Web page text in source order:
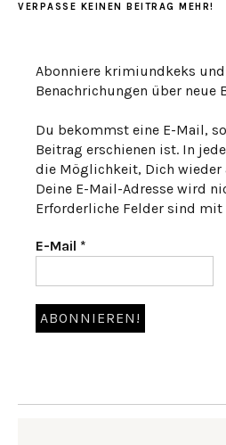
VERPASSE KEINEN BEITRAG MEHR!
Abonniere krimiundkeks
Benachrichungen über neue
Du bekommst eine E-Mail,
Beitrag erschienen ist. In
die Möglichkeit, Dich wieder
Deine E-Mail-Adresse wird
Erforderliche Felder sind
E-Mail *